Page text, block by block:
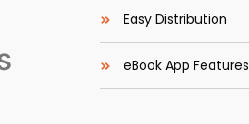
Easy Distribution
eBook App Features